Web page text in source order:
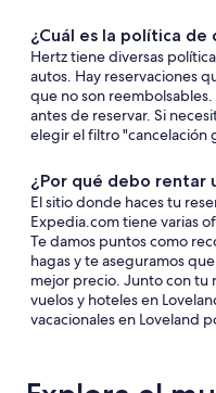
¿Cuál es la política de
Hertz tiene diversas
autos. Hay reservaciones
que no son
antes de reservar. Si
elegir el filtro "cancelación
¿Por qué debo rentar
El sitio donde haces tu
Expedia.com tiene varias
Te damos puntos como
hagas y te aseguramos
mejor precio. Junto con tu
vuelos y hoteles en
vacacionales en Loveland